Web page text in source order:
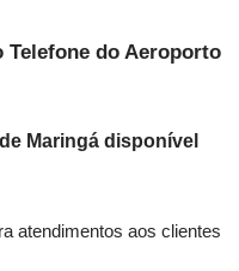
Telefone do Aeroporto
Maringá disponível
atendimentos aos clientes